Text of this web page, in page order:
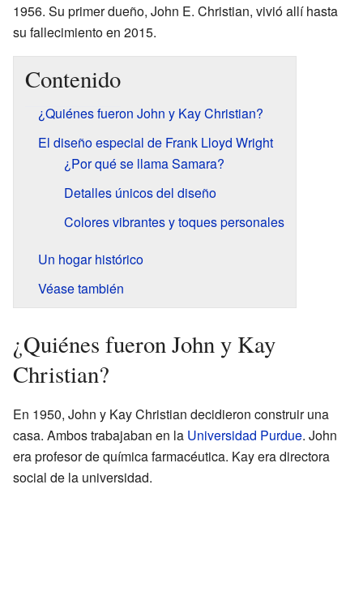
1956. Su primer dueño, John E. Christian, vivió allí hasta
su fallecimiento en 2015.
Contenido
¿Quiénes fueron John y Kay Christian?
El diseño especial de Frank Lloyd Wright
¿Por qué se llama Samara?
Detalles únicos del diseño
Colores vibrantes y toques personales
Un hogar histórico
Véase también
¿Quiénes fueron John y Kay
Christian?
En 1950, John y Kay Christian decidieron construir una
casa. Ambos trabajaban en la Universidad Purdue. John
era profesor de química farmacéutica. Kay era directora
social de la universidad.